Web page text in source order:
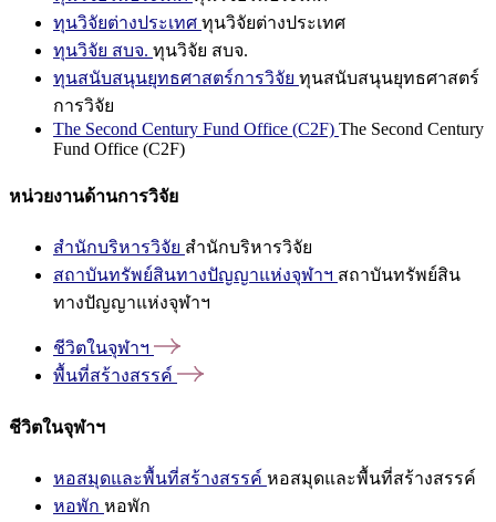
ทุนวิจัยต่างประเทศ ทุนวิจัยต่างประเทศ
ทุนวิจัย สบจ. ทุนวิจัย สบจ.
ทุนสนับสนุนยุทธศาสตร์การวิจัย ทุนสนับสนุนยุทธศาสตร์
การวิจัย
The Second Century Fund Office (C2F) The Second Century
Fund Office (C2F)
หน่วยงานด้านการวิจัย
สำนักบริหารวิจัย สำนักบริหารวิจัย
สถาบันทรัพย์สินทางปัญญาแห่งจุฬาฯ สถาบันทรัพย์สิน
ทางปัญญาแห่งจุฬาฯ
ชีวิตในจุฬาฯ
พื้นที่สร้างสรรค์
ชีวิตในจุฬาฯ
หอสมุดและพื้นที่สร้างสรรค์ หอสมุดและพื้นที่สร้างสรรค์
หอพัก หอพัก